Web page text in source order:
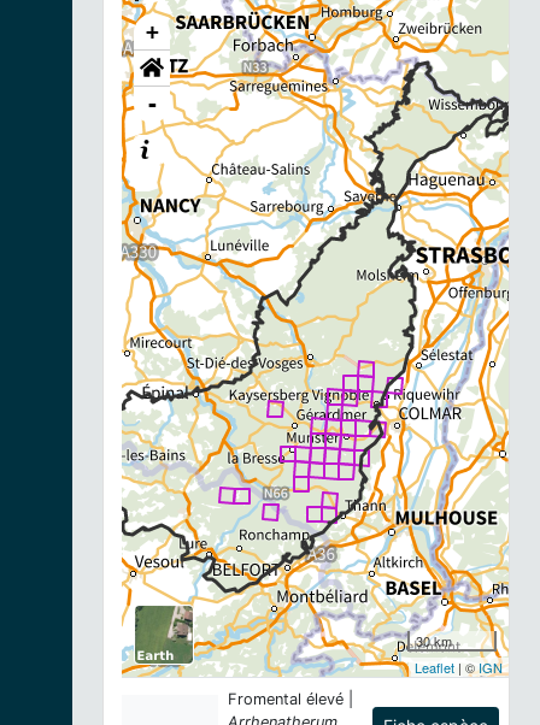
+
-
30 km
Leaflet | ©IGN
Fromental élevé |